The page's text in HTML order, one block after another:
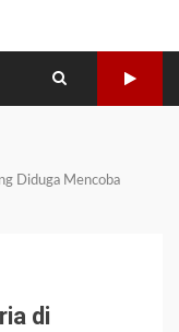
Diduga Mencoba
di